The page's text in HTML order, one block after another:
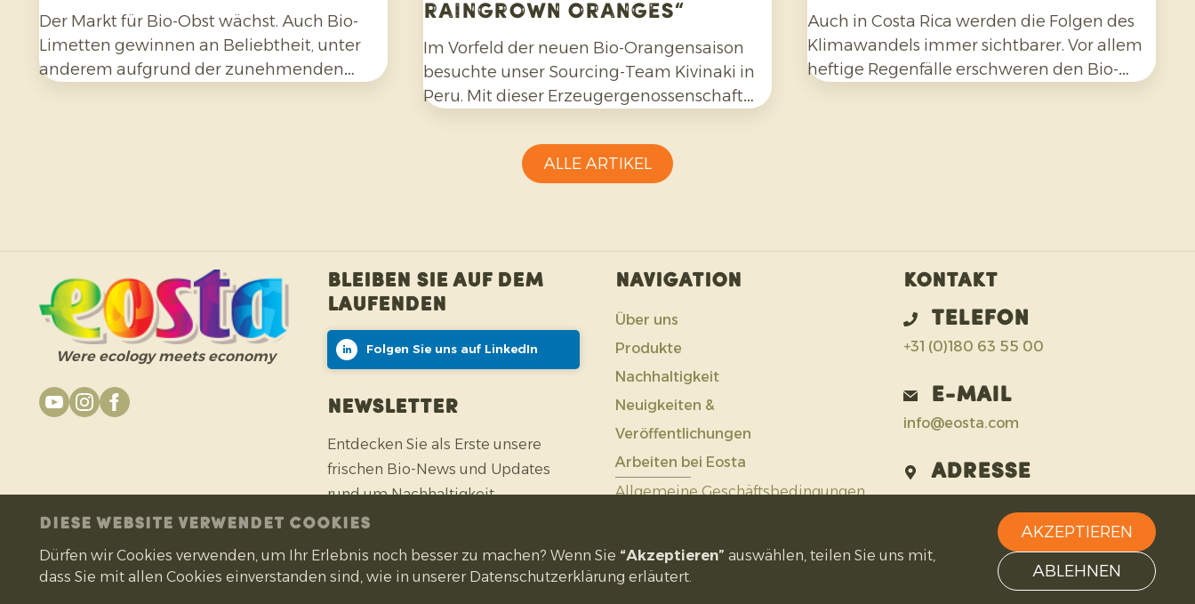
DIESE WEBSITE VERWENDET COOKIES
Dürfen wir Cookies verwenden, um Ihr Erlebnis noch besser zu machen? Wenn Sie “Akzeptieren” auswählen, teilen Sie uns mit,
dass Sie mit allen Cookies einverstanden sind, wie in unserer Datenschutzerklärung erläutert.
AKZEPTIEREN
ABLEHNEN
Der Markt für Bio-Obst wächst. Auch Bio-
Limetten gewinnen an Beliebtheit, unter
anderem aufgrund der zunehmenden
Raingrown Oranges“
Im Vorfeld der neuen Bio-Orangensaison
besuchte unser Sourcing-Team Kivinaki in
Peru. Mit dieser Erzeugergenossenschaft
ein erfolgreiches Exportprogramm
aufgebaut. Während des Besuchs
Auch in Costa Rica werden die Folgen des
Klimawandels immer sichtbarer. Vor allem
heftige Regenfälle erschweren den Bio-
ALLE ARTIKEL
Were ecology meets economy
Bleiben Sie auf dem
Laufenden
Folgen Sie uns auf LinkedIn
Newsletter
Entdecken Sie als Erste unsere
frischen Bio-News und Updates
rund um Nachhaltigkeit.
JETZT ANMELDEN
Navigation
Über uns
Produkte
Nachhaltigkeit
Neuigkeiten &
Veröffentlichungen
Arbeiten bei Eosta
Allgemeine Geschäftsbedingungen
Kontakt
Telefon
+31 (0)180 63 55 00
E-Mail
info@eosta.com
Adresse
2742 KH Waddinxveen
Niederlande